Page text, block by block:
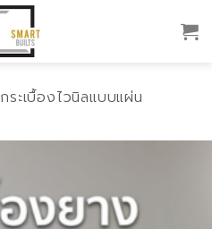
กระเบื้องไวนิลแบบแผ่น